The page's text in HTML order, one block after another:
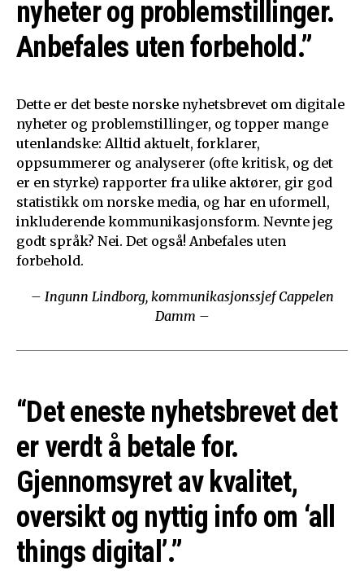
nyheter og problemstillinger.
Anbefales uten forbehold.”
Dette er det beste norske nyhetsbrevet om digitale
nyheter og problemstillinger, og topper mange
utenlandske: Alltid aktuelt, forklarer,
oppsummerer og analyserer (ofte kritisk, og det
er en styrke) rapporter fra ulike aktører, gir god
statistikk om norske media, og har en uformell,
inkluderende kommunikasjonsform. Nevnte jeg
godt språk? Nei. Det også! Anbefales uten
forbehold.
– Ingunn Lindborg, kommunikasjonssjef Cappelen
Damm –
“Det eneste nyhetsbrevet det
er verdt å betale for.
Gjennomsyret av kvalitet,
oversikt og nyttig info om ‘all
things digital’.”